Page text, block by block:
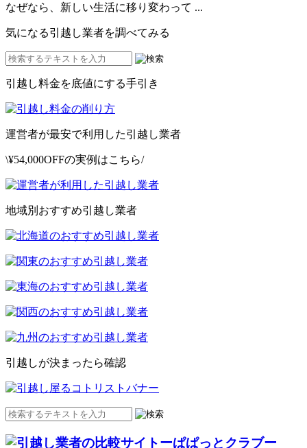
なぜなら、新しい生活に移り変わって ...
気になる引越し業者を調べてみる
引越し料金を底値にする手引き
運営者が最安で利用した引越し業者
\¥54,000OFFの実例はこちら/
地域別おすすめ引越し業者
引越しが決まったら確認